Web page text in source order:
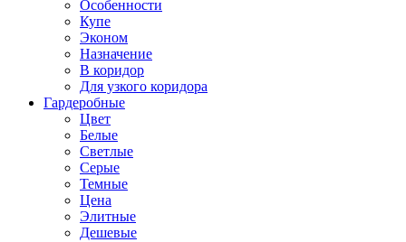
Особенности
Купе
Эконом
Назначение
В коридор
Для узкого коридора
Гардеробные
Цвет
Белые
Светлые
Серые
Темные
Цена
Элитные
Дешевые